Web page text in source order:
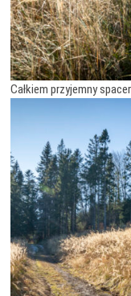
Całkiem przyjemny spacer